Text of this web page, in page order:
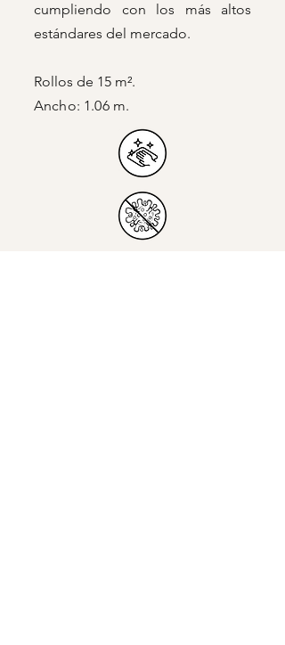
cumpliendo con los más altos
estándares del mercado.
Rollos de 15 m².
Ancho: 1.06 m.